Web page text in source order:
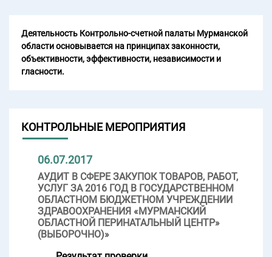
Деятельность Контрольно-счетной палаты Мурманской
области основывается на принципах законности,
объективности, эффективности, независимости и
гласности.
КОНТРОЛЬНЫЕ МЕРОПРИЯТИЯ
06.07.2017
АУДИТ В СФЕРЕ ЗАКУПОК ТОВАРОВ, РАБОТ,
УСЛУГ ЗА 2016 ГОД В ГОСУДАРСТВЕННОМ
ОБЛАСТНОМ БЮДЖЕТНОМ УЧРЕЖДЕНИИ
ЗДРАВООХРАНЕНИЯ «МУРМАНСКИЙ
ОБЛАСТНОЙ ПЕРИНАТАЛЬНЫЙ ЦЕНТР»
(ВЫБОРОЧНО)»